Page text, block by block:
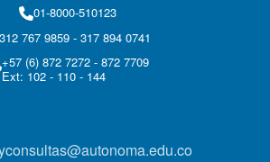
01-8000-510123
312 767 9859 - 317 894 0741
+57 (6) 872 7272 - 872 7709
Ext: 102 - 110 - 144